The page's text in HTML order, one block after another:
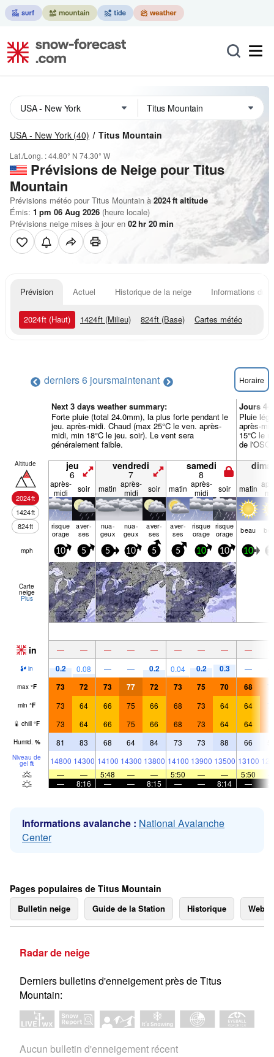
USA - New York (40) Titus Mountain
Lat./Long. :44.80° N 74.30° W
Prévisions de Neige pour Titus
Mountain
Prévisions météo pour Titus Mountain à 2024ft altitude
Émis: 1 pm 06 Aug 2026 (heure locale)
Prévisions neige mises à jour en 02hr 20min
Prévision Actuel Historique de la neige Informations du
2024ft (Haut) 1424ft (Milieu) 824ft (Base) Cartes météo
derniers 6 joursmaintenant Horaire
Next 3 days weather summary:
Forte pluie (total 24.0mm), la plus forte pendant le
jeu. après-midi. Chaud (max 25°C le ven. après-
midi, min 18°C le jeu. soir). Le vent sera
généralement faible.
Jours 4-
Pluie
après-
15°C le
de l'OSO
Altitude
2024ft
1424ft
824ft
jeu
6
vendredi
7
samedi
8
après-
midi
soir matin après-
midi
soir matin après-
midi
soir matin
risque
orage
aver­
ses
nua­
geux
nua­
geux
aver­
ses
aver­
ses
risque
orage
risque
orage beau
mph 10 5 5 10 5 5 10 10 10
Carte
neige
Plus
in — — — — — — — — —
in 0.2 0.08 — — 0.2 0.04 0.2 0.3 —
max °F 73 72 73 77 72 73 75 70 68
min °F 73 64 66 75 66 68 73 64 64
chill °F 73 64 66 75 66 68 73 64 64
Humid. % 81 83 68 64 84 73 73 88 66
Niveau de
gel ft 14800 14300 14100 14300 13800 14100 13900 13500 13100
—
— 5:48 — — 5:50 — — 5:50
—
8:16 — — 8:15 — — 8:14 —
Informations avalanche : National Avalanche
Center
Pages populaires de Titus Mountain
Bulletin neige Guide de la Station Historique
Radar de neige
Derniers bulletins d'enneigement près de Titus
Mountain:
Aucun bulletin d'enneigement récent